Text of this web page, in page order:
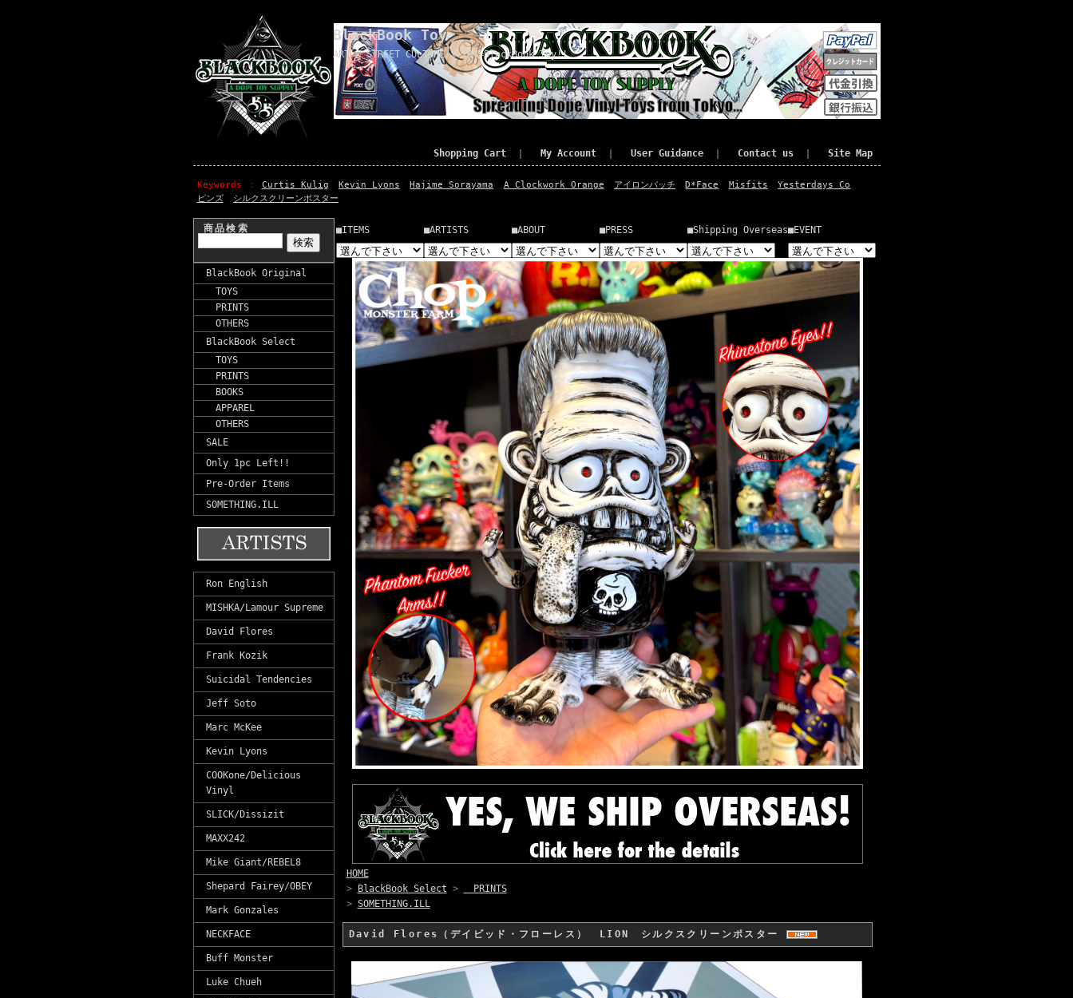
BlackBook Toy
ART x STREET CULTURE x TOY=BlackBook Toy!!
Shopping Cart My Account User Guidance Contact us Site Map
Keywords Curtis Kulig Kevin Lyons Hajime Sorayama A Clockwork Orange アイロンパッチ D*Face Misfits
Yesterdays Co
ピンズ
シルクスクリーンポスター
商品検索
BlackBook Original
TOYS
PRINTS
OTHERS
BlackBook Select
TOYS
PRINTS
BOOKS
APPAREL
OTHERS
SALE
Only 1pc Left!!
Pre-Order Items
SOMETHING.ILL
Ron English
MISHKA/Lamour Supreme
David Flores
Frank Kozik
Suicidal Tendencies
Jeff Soto
Marc McKee
Kevin Lyons
COOKone/Delicious
Vinyl
SLICK/Dissizit
MAXX242
Mike Giant/REBEL8
Shepard Fairey/OBEY
Mark Gonzales
NECKFACE
Buff Monster
Luke Chueh
■ITEMS ■ARTISTS ■ABOUT ■PRESS ■Shipping Overseas■EVENT
HOME
>
BlackBook Select >
PRINTS
> SOMETHING.ILL
David Flores（デイビッド・フローレス） LION シルクスクリーンポスター